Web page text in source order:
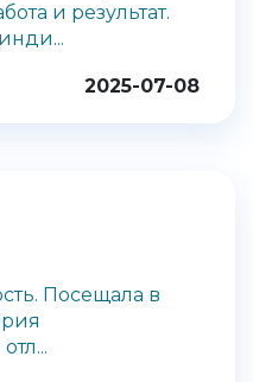
и результат.
2025-07-08
Посещала в